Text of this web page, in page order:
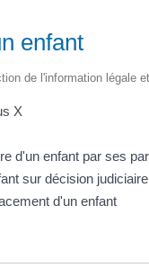
enfant
de l'information légale
X
d'un enfant par ses
sur décision judiciaire
d'un enfant